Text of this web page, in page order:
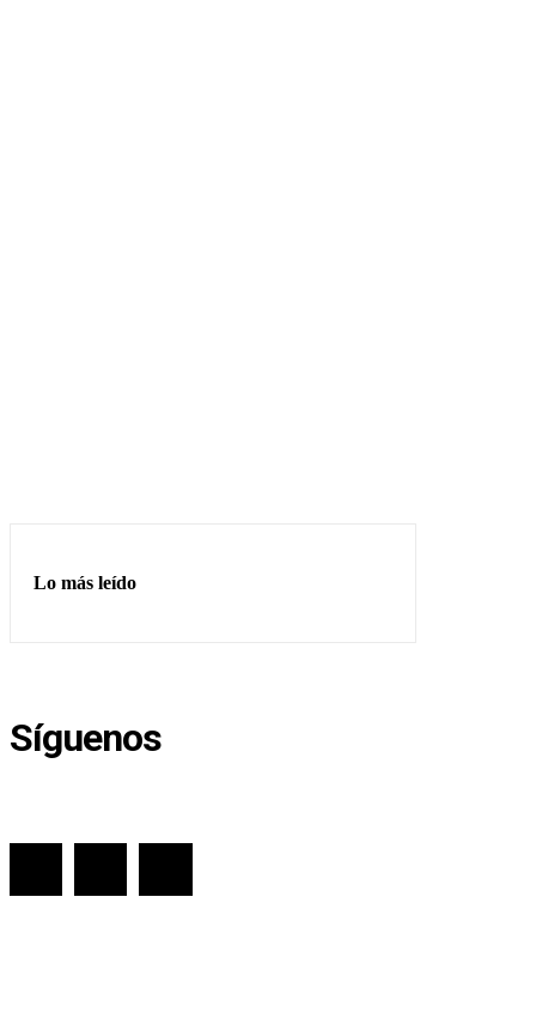
Lo más leído
Síguenos